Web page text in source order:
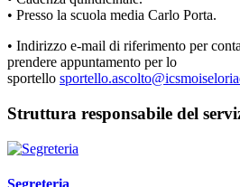
• Presso la scuola media Carlo Porta.
• Indirizzo e-mail di riferimento per
prendere appuntamento per lo
sportello
Struttura responsabile del
Segreteria